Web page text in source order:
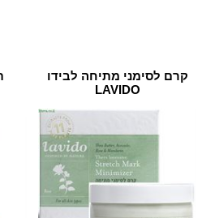
קרם לסימני מתיחה לבידו
LAVIDO